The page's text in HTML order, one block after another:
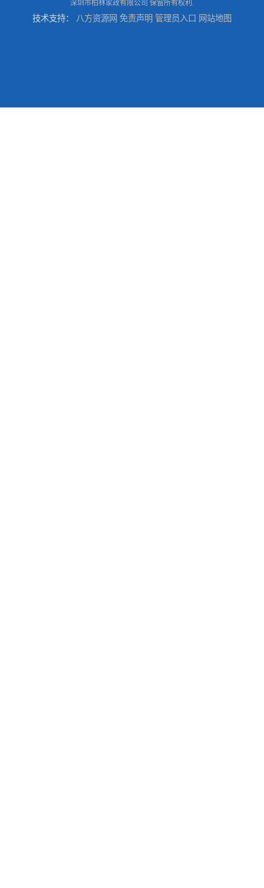
深圳市柏林家政有限公司 保留所有权利.
技术支持： 八方资源网 免责声明 管理员入口 网站地图